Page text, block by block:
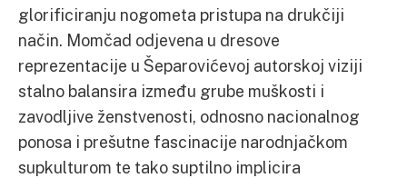
glorificiranju nogometa pristupa na drukčiji
način. Momčad odjevena u dresove
reprezentacije u Šeparovićevoj autorskoj viziji
stalno balansira između grube muškosti i
zavodljive ženstvenosti, odnosno nacionalnog
ponosa i prešutne fascinacije narodnjačkom
supkulturom te tako suptilno implicira